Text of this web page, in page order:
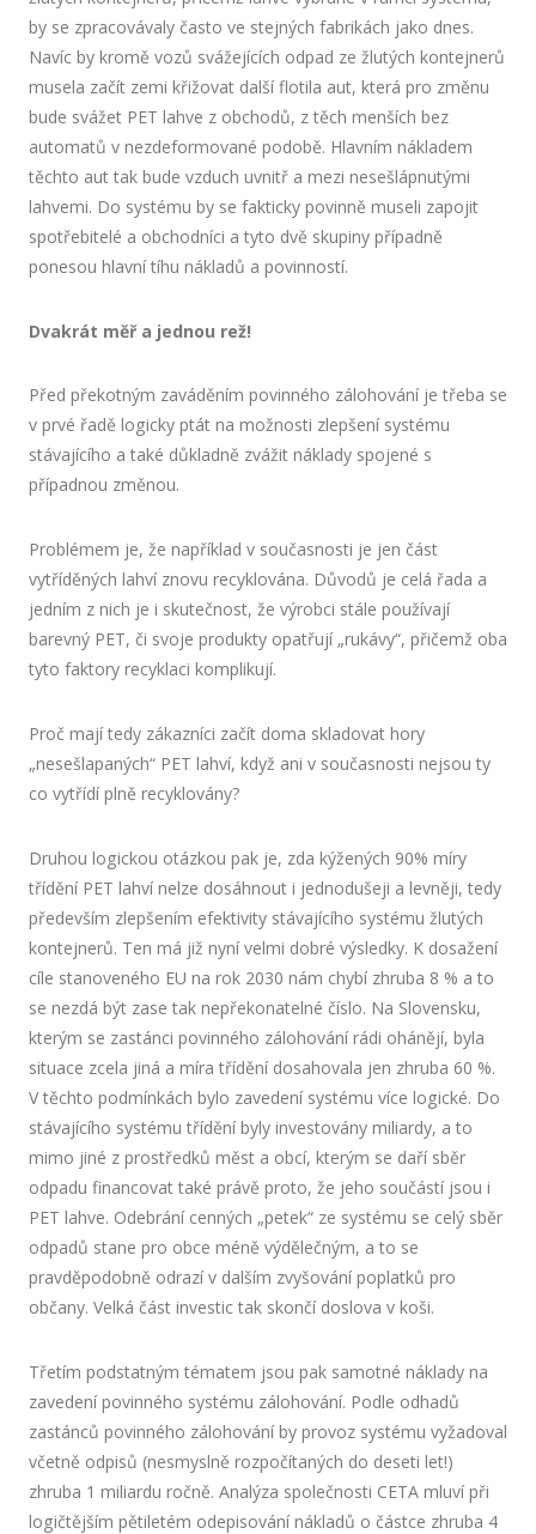
by se zpracovávaly často ve stejných fabrikách jako dnes.
Navíc by kromě vozů svážejících odpad ze žlutých kontejnerů
musela začít zemi křižovat další flotila aut, která pro změnu
bude svážet PET lahve z obchodů, z těch menších bez
automatů v nezdeformované podobě. Hlavním nákladem
těchto aut tak bude vzduch uvnitř a mezi nesešlápnutými
lahvemi. Do systému by se fakticky povinně museli zapojit
spotřebitelé a obchodníci a tyto dvě skupiny případně
ponesou hlavní tíhu nákladů a povinností.
Dvakrát měř a jednou rež!
Před překotným zaváděním povinného zálohování je třeba se
v prvé řadě logicky ptát na možnosti zlepšení systému
stávajícího a také důkladně zvážit náklady spojené s
případnou změnou.
Problémem je, že například v současnosti je jen část
vytříděných lahví znovu recyklována. Důvodů je celá řada a
jedním z nich je i skutečnost, že výrobci stále používají
barevný PET, či svoje produkty opatřují „rukávy“, přičemž oba
tyto faktory recyklaci komplikují.
Proč mají tedy zákazníci začít doma skladovat hory
„nesešlapaných“ PET lahví, když ani v současnosti nejsou ty
co vytřídí plně recyklovány?
Druhou logickou otázkou pak je, zda kýžených 90% míry
třídění PET lahví nelze dosáhnout i jednodušeji a levněji, tedy
především zlepšením efektivity stávajícího systému žlutých
kontejnerů. Ten má již nyní velmi dobré výsledky. K dosažení
cíle stanoveného EU na rok 2030 nám chybí zhruba 8 % a to
se nezdá být zase tak nepřekonatelné číslo. Na Slovensku,
kterým se zastánci povinného zálohování rádi ohánějí, byla
situace zcela jiná a míra třídění dosahovala jen zhruba 60 %.
V těchto podmínkách bylo zavedení systému více logické. Do
stávajícího systému třídění byly investovány miliardy, a to
mimo jiné z prostředků měst a obcí, kterým se daří sběr
odpadu financovat také právě proto, že jeho součástí jsou i
PET lahve. Odebrání cenných „petek“ ze systému se celý sběr
odpadů stane pro obce méně výdělečným, a to se
pravděpodobně odrazí v dalším zvyšování poplatků pro
občany. Velká část investic tak skončí doslova v koši.
Třetím podstatným tématem jsou pak samotné náklady na
zavedení povinného systému zálohování. Podle odhadů
zastánců povinného zálohování by provoz systému vyžadoval
včetně odpisů (nesmyslně rozpočítaných do deseti let!)
zhruba 1 miliardu ročně. Analýza společnosti CETA mluví při
logičtějším pětiletém odepisování nákladů o částce zhruba 4